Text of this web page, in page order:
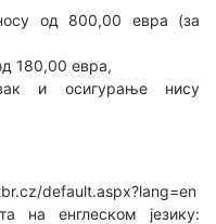
од 800,00 евра (за
180,00 евра,
и осигурање нису
default.aspx?lang=en
на енглеском језику: